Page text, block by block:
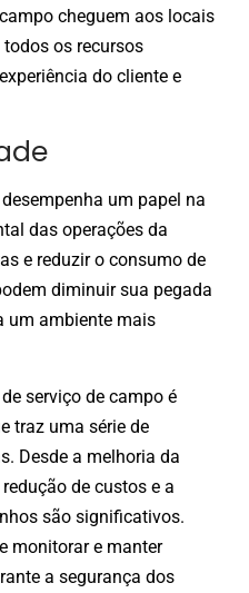
cheguem aos locais
os recursos
do cliente e
um papel na
das operações da
e reduzir o consumo de
diminuir sua pegada
um ambiente mais
serviço de campo é
traz uma série de
Desde a melhoria da
de custos e a
são significativos.
monitorar e manter
a segurança dos